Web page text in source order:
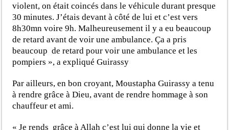
violent, on était coincés dans le véhicule durant presque
30 minutes. J’étais devant à côté de lui et c’est vers
8h30mn voire 9h. Malheureusement il y a eu beaucoup
de retard avant de voir une ambulance. Ça a pris
beaucoup de retard pour voir une ambulance et les
pompiers », a expliqué Guirassy
Par ailleurs, en bon croyant, Moustapha Guirassy a tenu
à rendre grâce à Dieu, avant de rendre hommage à son
chauffeur et ami.
« Je rends grâce à Allah c’est lui qui donne la vie et